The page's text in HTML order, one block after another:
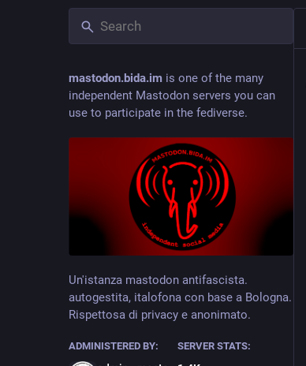
mastodon.bida.im is one of the many
independent Mastodon servers you can
use to participate in the fediverse.
Un'istanza mastodon antifascista.
autogestita, italofona con base a Bologna.
Rispettosa di privacy e anonimato.
ADMINISTERED BY: SERVER STATS: